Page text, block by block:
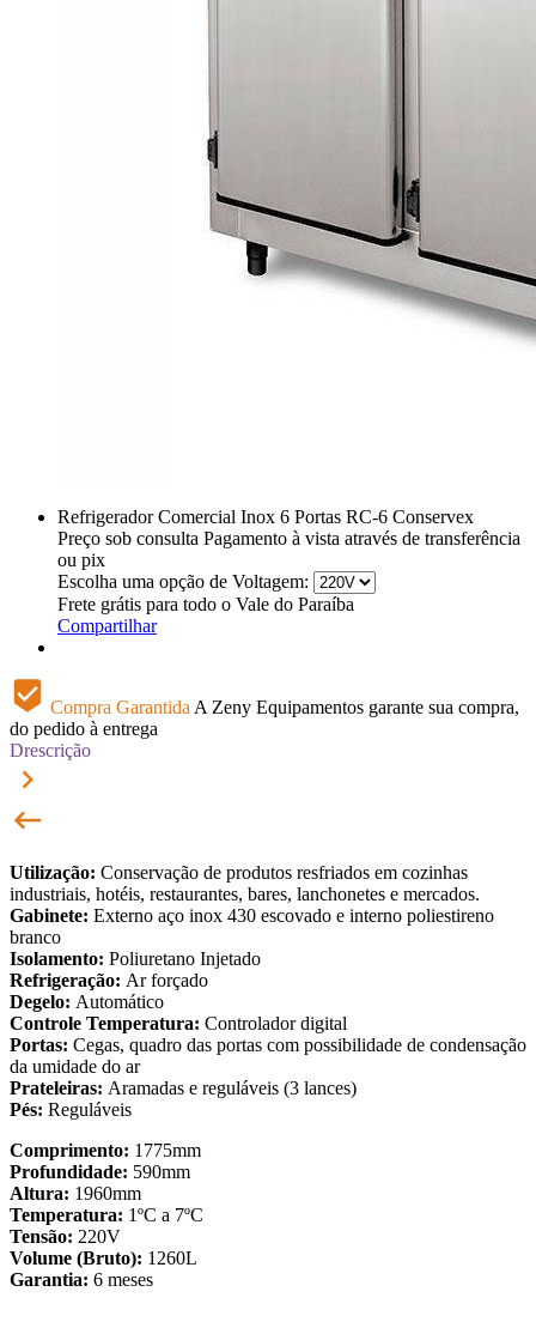
Refrigerador Comercial Inox 6 Portas RC-6 Conservex
Preço sob consulta Pagamento à vista através de transferência
ou pix
Escolha uma opção de Voltagem:
Frete grátis para todo o Vale do Paraíba
Compartilhar
beenhere Compra Garantida A Zeny Equipamentos garante sua compra,
do pedido à entrega
Drescrição
keyboard_arrow_right
keyboard_backspace
Utilização: Conservação de produtos resfriados em cozinhas
industriais, hotéis, restaurantes, bares, lanchonetes e mercados.
Gabinete: Externo aço inox 430 escovado e interno poliestireno
branco
Isolamento: Poliuretano Injetado
Refrigeração: Ar forçado
Degelo: Automático
Controle Temperatura: Controlador digital
Portas: Cegas, quadro das portas com possibilidade de condensação
da umidade do ar
Prateleiras: Aramadas e reguláveis (3 lances)
Pés: Reguláveis
Comprimento: 1775mm
Profundidade: 590mm
Altura: 1960mm
Temperatura: 1ºC a 7ºC
Tensão: 220V
Volume (Bruto): 1260L
Garantia: 6 meses